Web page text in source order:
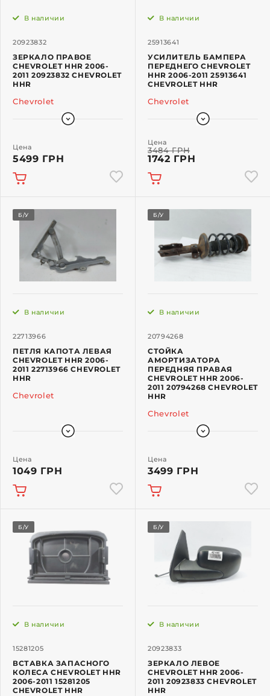
20923832
В наличии
ЗЕРКАЛО ПРАВОЕ
CHEVROLET HHR 2006-
2011 20923832 CHEVROLET
HHR
Chevrolet
Цена
5499 ГРН
25913641
В наличии
УСИЛИТЕЛЬ БАМПЕРА
ПЕРЕДНЕГО CHEVROLET
HHR 2006-2011 25913641
CHEVROLET HHR
Chevrolet
Цена
3484 ГРН
1742 ГРН
Б/У
22713966
В наличии
ПЕТЛЯ КАПОТА ЛЕВАЯ
CHEVROLET HHR 2006-
2011 22713966 CHEVROLET
HHR
Chevrolet
Цена
1049 ГРН
Б/У
20794268
В наличии
СТОЙКА
АМОРТИЗАТОРА
ПЕРЕДНЯЯ ПРАВАЯ
CHEVROLET HHR 2006-
2011 20794268 CHEVROLET
HHR
Chevrolet
Цена
3499 ГРН
Б/У
15281205
В наличии
ВСТАВКА ЗАПАСНОГО
КОЛЕСА CHEVROLET HHR
2006-2011 15281205
CHEVROLET HHR
Б/У
20923833
В наличии
ЗЕРКАЛО ЛЕВОЕ
CHEVROLET HHR 2006-
2011 20923833 CHEVROLET
HHR